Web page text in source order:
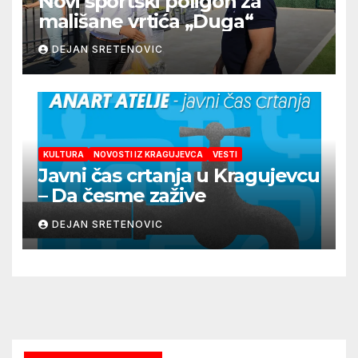
mališane vrtića „Duga“
DEJAN SRETENOVIC
KULTURA NOVOSTI IZ KRAGUJEVCA VESTI
Javni čas crtanja u Kragujevcu
– Da česme zažive
DEJAN SRETENOVIC